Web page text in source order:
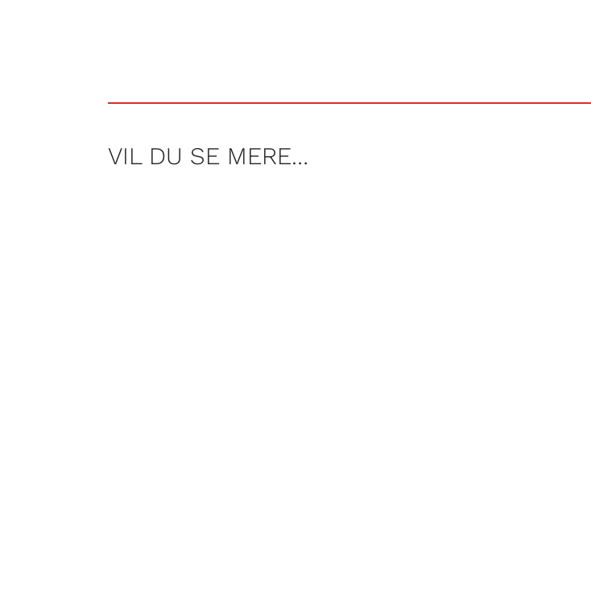
VIL DU SE MERE…